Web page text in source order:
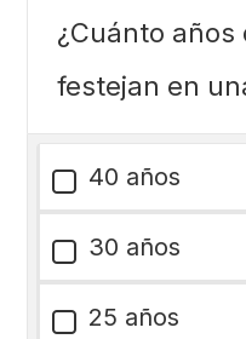
¿Cuánto años
festejan en
40 años
30 años
25 años